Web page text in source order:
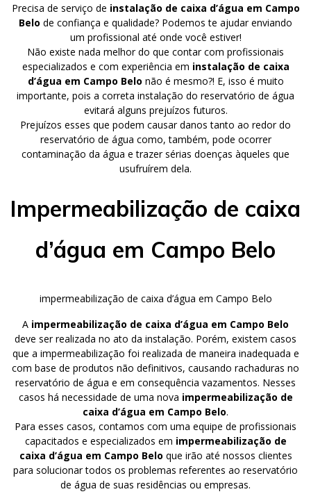
Precisa de serviço de instalação de caixa d’água em Campo
Belo de confiança e qualidade? Podemos te ajudar enviando
um profissional até onde você estiver!
Não existe nada melhor do que contar com profissionais
especializados e com experiência em instalação de caixa
d’água em Campo Belo não é mesmo?! E, isso é muito
importante, pois a correta instalação do reservatório de água
evitará alguns prejuízos futuros.
Prejuízos esses que podem causar danos tanto ao redor do
reservatório de água como, também, pode ocorrer
contaminação da água e trazer sérias doenças àqueles que
usufruírem dela.
Impermeabilização de caixa
d’água em Campo Belo
impermeabilização de caixa d’água em Campo Belo
A impermeabilização de caixa d’água em Campo Belo
deve ser realizada no ato da instalação. Porém, existem casos
que a impermeabilização foi realizada de maneira inadequada e
com base de produtos não definitivos, causando rachaduras no
reservatório de água e em consequência vazamentos. Nesses
casos há necessidade de uma nova impermeabilização de
caixa d’água em Campo Belo.
Para esses casos, contamos com uma equipe de profissionais
capacitados e especializados em impermeabilização de
caixa d’água em Campo Belo que irão até nossos clientes
para solucionar todos os problemas referentes ao reservatório
de água de suas residências ou empresas.